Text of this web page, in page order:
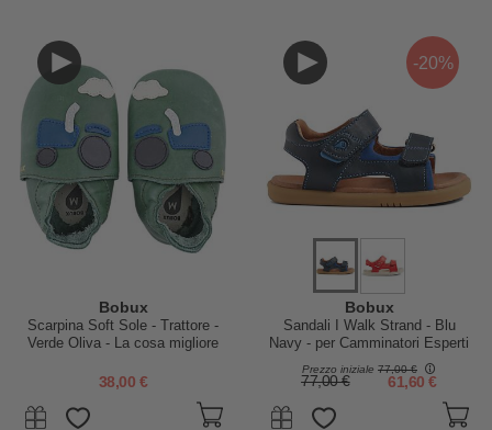
Bobux
Scarpina Soft Sole - Trattore -
Verde Oliva - La cosa migliore
38,00 €
-20%
Bobux
Sandali I Walk Strand - Blu
Navy - per Camminatori Esperti
Prezzo iniziale 77,00 €
77,00 € 61,60 €